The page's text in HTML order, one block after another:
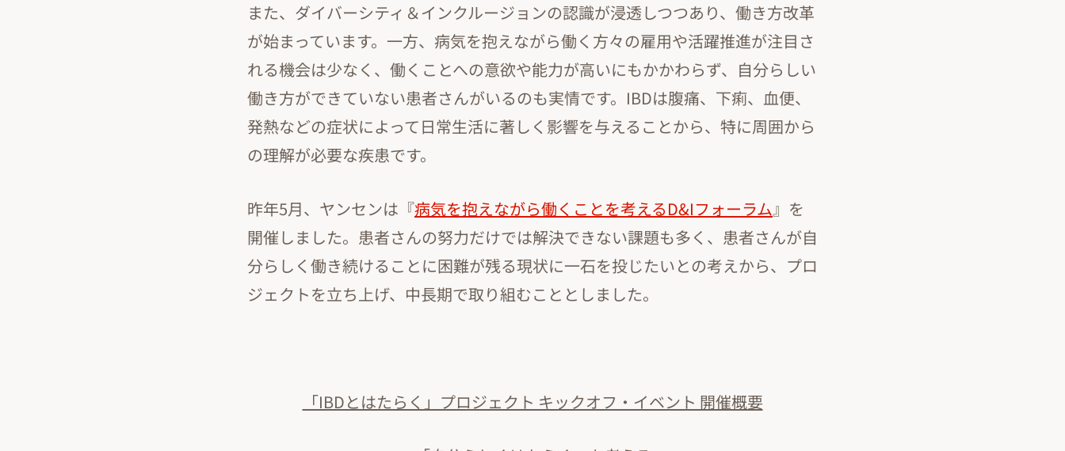
また、ダイバーシティ＆インクルージョンの認識が浸透しつつあり、働き方改革
が始まっています。一方、病気を抱えながら働く方々の雇用や活躍推進が注目さ
れる機会は少なく、働くことへの意欲や能力が高いにもかかわらず、自分らしい
働き方ができていない患者さんがいるのも実情です。IBDは腹痛、下痢、血便、
発熱などの症状によって日常生活に著しく影響を与えることから、特に周囲から
の理解が必要な疾患です。
昨年5月、ヤンセンは『病気を抱えながら働くことを考えるD&Iフォーラム』を
開催しました。患者さんの努力だけでは解決できない課題も多く、患者さんが自
分らしく働き続けることに困難が残る現状に一石を投じたいとの考えから、プロ
ジェクトを立ち上げ、中長期で取り組むこととしました。
「IBDとはたらく」プロジェクト キックオフ・イベント 開催概要